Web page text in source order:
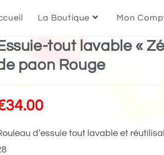
La Boutique Mon
Essuie-tout lavable «
paon Rouge
34.00
d’essuie tout lavable et